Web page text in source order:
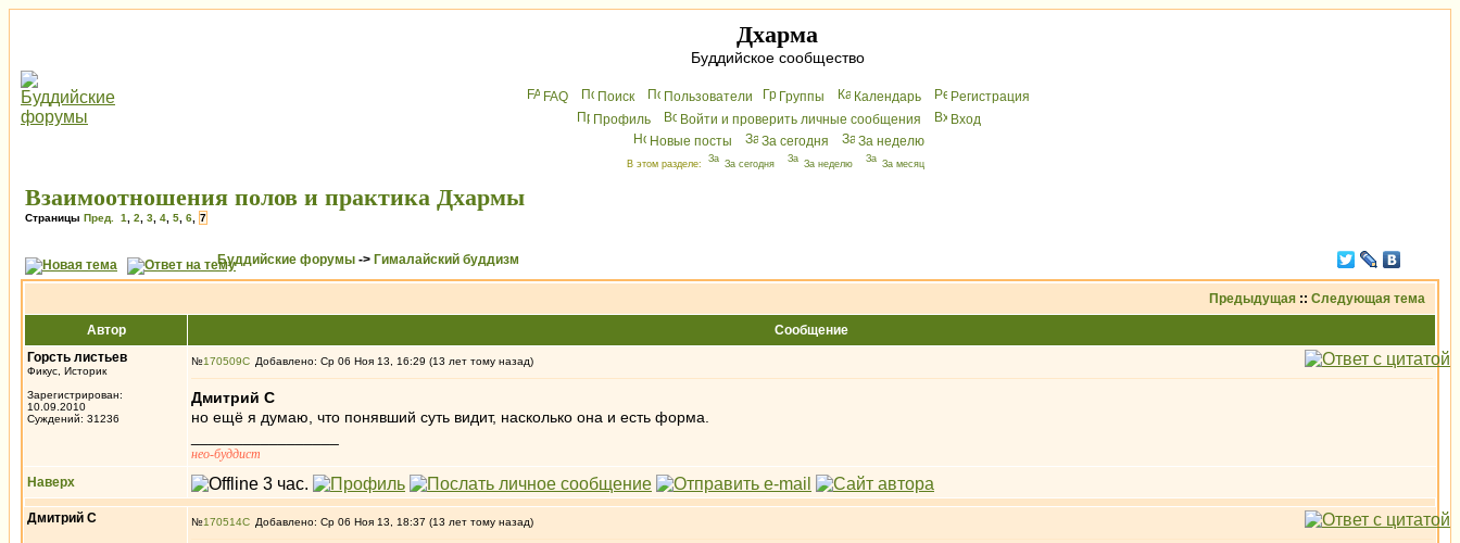
Дхарма
Буддийское сообщество
FAQ Поиск Пользователи Группы Календарь
Peгиcтрaция
Профиль
Войти и проверить личные сообщения
Вхoд
Новые посты
За сегодня За неделю
В этом разделе: За сегодня За неделю За месяц
Взаимоотношения полов и практика Дхармы
Страницы Пред. 1 2 3 4 5 6 7
Буддийские форумы -> Гималайский буддизм
Предыдущая :: Следующая тема
Автор
Сообщение
Горсть листьев
Фикус, Историк
Зарегистрирован:
10.09.2010
Суждений: 31236
№170509 Добавлено: Ср 06 Ноя 13, 16:29 (13 лет тому назад)
Дмитрий С
но ещё я думаю, что понявший суть видит, насколько она и есть форма.
нео-буддист
Наверх
Дмитрий С №170514 Добавлено: Ср 06 Ноя 13, 18:37 (13 лет тому назад)